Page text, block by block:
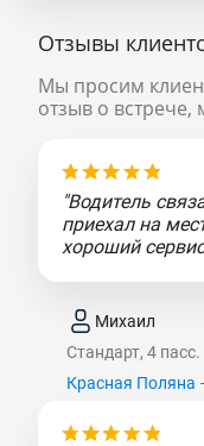
Отзывы
Мы просим
отзыв о
"Водитель
приехал на
хороший
Михаил
Стандарт, 4 пасс.
Красная Поляна